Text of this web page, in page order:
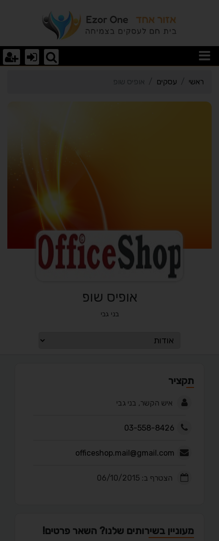
פרטי כרטיס העסק אופיס
ראשי עסקים אופיס שופ
אופיס שופ
בני גבי
תקציר
איש הקשר, בני גבי
03-558-8426
officeshop.mail@gmail.com
הצטרף ב: 06/10/2015
מעוניין בשירותים שלנו? השאר פרטים!